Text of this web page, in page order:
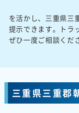
を活かし、三重県三
提示できます。トラ
ぜひ一度ご相談くだ
三重県三重郡